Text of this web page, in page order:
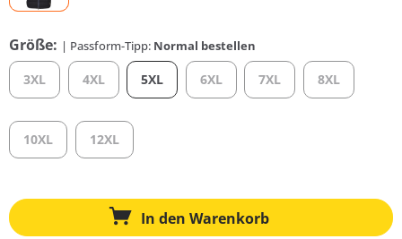
Größe: | Passform-Tipp: Normal bestellen
3XL 4XL 5XL 6XL 7XL 8XL
10XL 12XL
In den Warenkorb